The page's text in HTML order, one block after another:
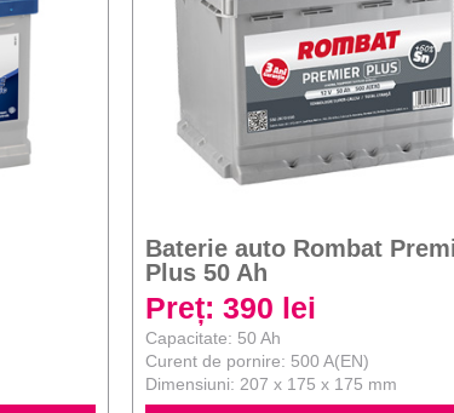
Baterie auto Rombat
Plus 50 Ah
Preț: 390 lei
Capacitate: 50 Ah
Curent de pornire: 500 A(EN)
Dimensiuni: 207 x 175 x 175 mm